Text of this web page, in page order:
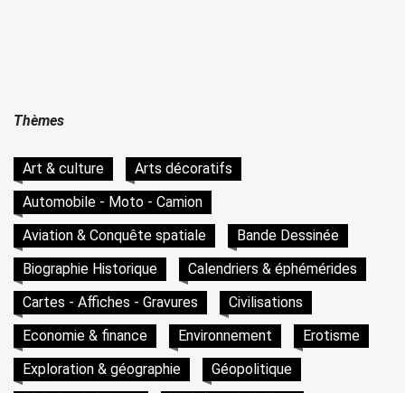
Thèmes
Art & culture
Arts décoratifs
Automobile - Moto - Camion
Aviation & Conquête spatiale
Bande Dessinée
Biographie Historique
Calendriers & éphémérides
Cartes - Affiches - Gravures
Civilisations
Economie & finance
Environnement
Erotisme
Exploration & géographie
Géopolitique